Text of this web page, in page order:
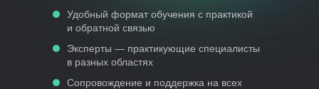
Эксперты — практикующие специалисты
в разных областях
Сопровождение и поддержка на всех
Удобный формат обучения с практикой
и обратной связью